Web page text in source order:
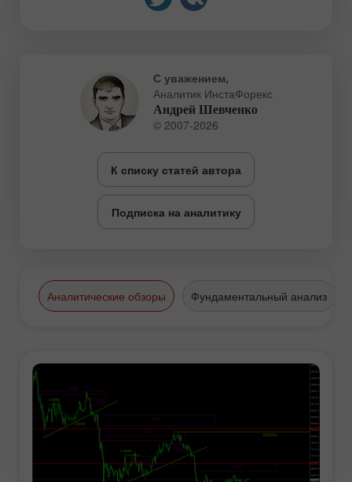
С уважением,
Аналитик ИнстаФорекс
Андрей Шевченко
© 2007-2026
К списку статей автора
Подписка на аналитику
Аналитические обзоры Фундаментальный анализ